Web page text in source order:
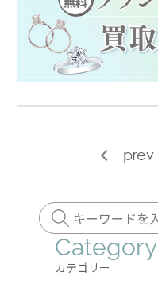
prev
Category
カテゴリー